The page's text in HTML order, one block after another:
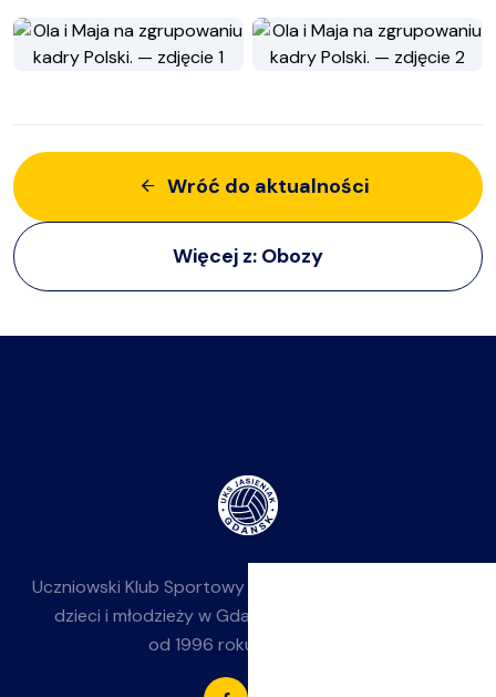
Wróć do aktualności
Więcej z: Obozy
Uczniowski Klub Sportowy
dzieci i młodzieży w Gdańsku-Jasieniu. Działamy
od 1996 roku przy SP 85.